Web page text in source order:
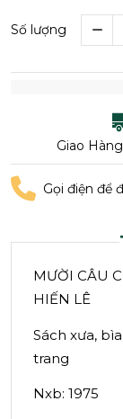
Số lượng
Giao
Gọi điện để
MƯỜI CÂU
HIẾN LÊ
Sách xưa,
trang
Nxb: 1975